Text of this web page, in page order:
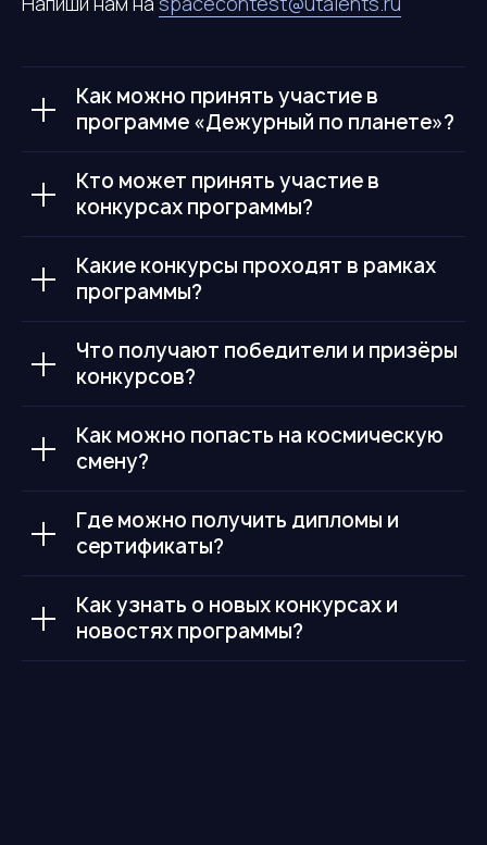
Как можно принять участие в
программе «Дежурный по планете»?
Кто может принять участие в
конкурсах программы?
Какие конкурсы проходят в рамках
программы?
Что получают победители и призёры
конкурсов?
Как можно попасть на космическую
смену?
Где можно получить дипломы и
сертификаты?
Как узнать о новых конкурсах и
новостях программы?